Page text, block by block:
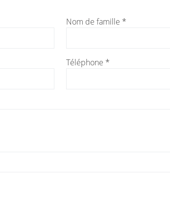
Nom de famille *
Téléphone *